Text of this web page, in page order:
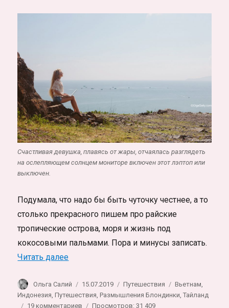
Счастливая девушка, плавясь от жары, отчаялась разглядеть
на ослепляющем солнцем мониторе включен этот лэптоп или
выключен.
Подумала, что надо бы быть чуточку честнее, а то
столько прекрасного пишем про райские
тропические острова, моря и жизнь под
кокосовыми пальмами. Пора и минусы записать.
Читать далее«Минусы и плюсы жизни в Таиланде,
Автор
Ольга Салий Опубликовано
15.07.2019 Рубрики
Путешествия Метки
Вьетнам
Индонезия ,Путешествия ,Размышления Блондинки ,Тайланд
19 комментариев
Просмотров: 31 409